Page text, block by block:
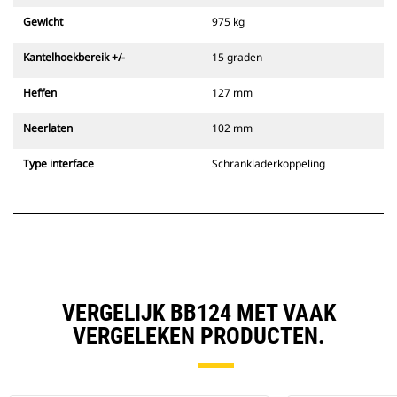
Gewicht 975 kg
Kantelhoekbereik +/- 15 graden
Heffen 127 mm
Neerlaten 102 mm
Type interface Schrankladerkoppeling
VERGELIJK BB124 MET VAAK
VERGELEKEN PRODUCTEN.